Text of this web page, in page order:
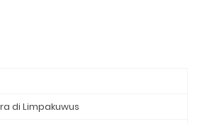
di Limpakuwus⁣